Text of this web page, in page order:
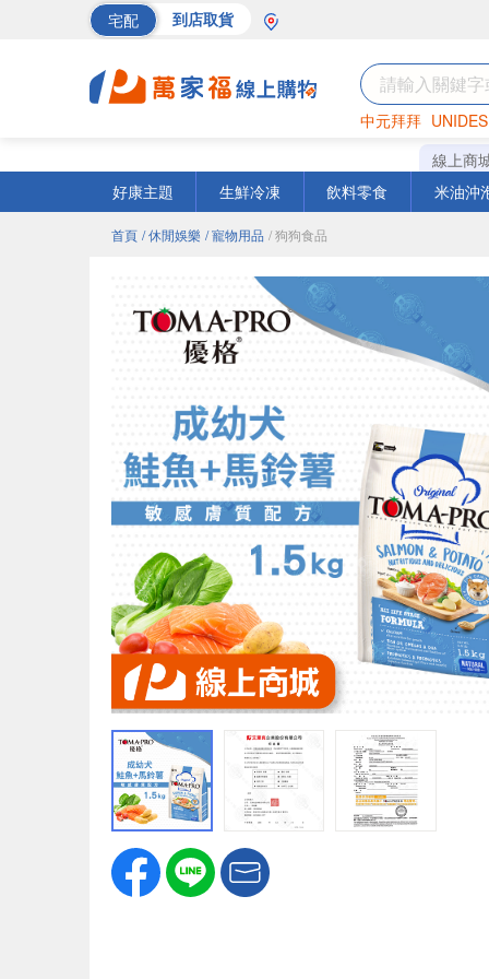
宅配 到店取貨
中元拜拜
巧克力 罐頭
線上商
好康主題
生鮮冷凍 飲料零食 米油沖
首頁 / 休閒娛樂 / 寵物用品 / 狗狗食品